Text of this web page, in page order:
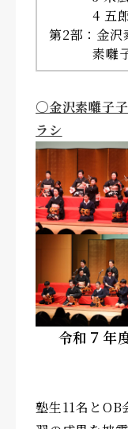
4 五
第2部：金沢
素囃子「
〇金沢素囃子
ラシ
令和７年
塾生11名とOB